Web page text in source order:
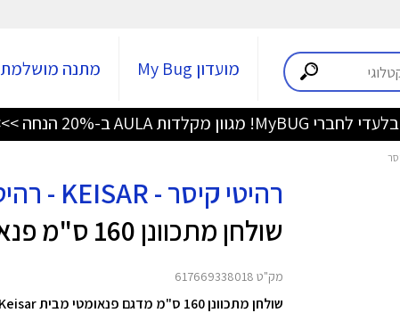
מועדון My Bug מתנה מושלמת
בלעדי לחברי MyBUG! מגוון מקלדות AULA ב-20% הנחה >>>
רהיטי קיסר - KEISAR - רהיטי קיסר
שולחן מתכוונן 160 ס"מ פנאומטי
מק"ט 617669338018